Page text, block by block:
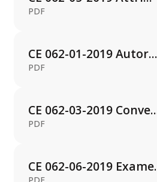
PDF
CE 062-01-2019 Autor...
PDF
CE 062-03-2019
PDF
CE 062-06-2019